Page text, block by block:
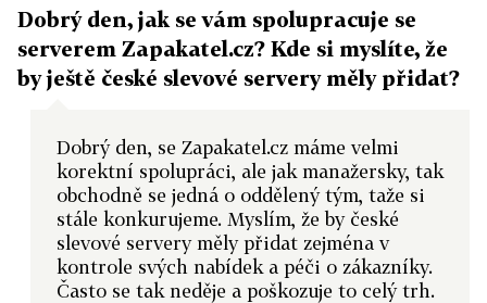
Dobrý den, jak se vám spolupracuje se
serverem Zapakatel.cz? Kde si myslíte, že
by ještě české slevové servery měly přidat?
Dobrý den, se Zapakatel.cz máme velmi
korektní spolupráci, ale jak manažersky, tak
obchodně se jedná o oddělený tým, taže si
stále konkurujeme. Myslím, že by české
slevové servery měly přidat zejména v
kontrole svých nabídek a péči o zákazníky.
Často se tak neděje a poškozuje to celý trh.